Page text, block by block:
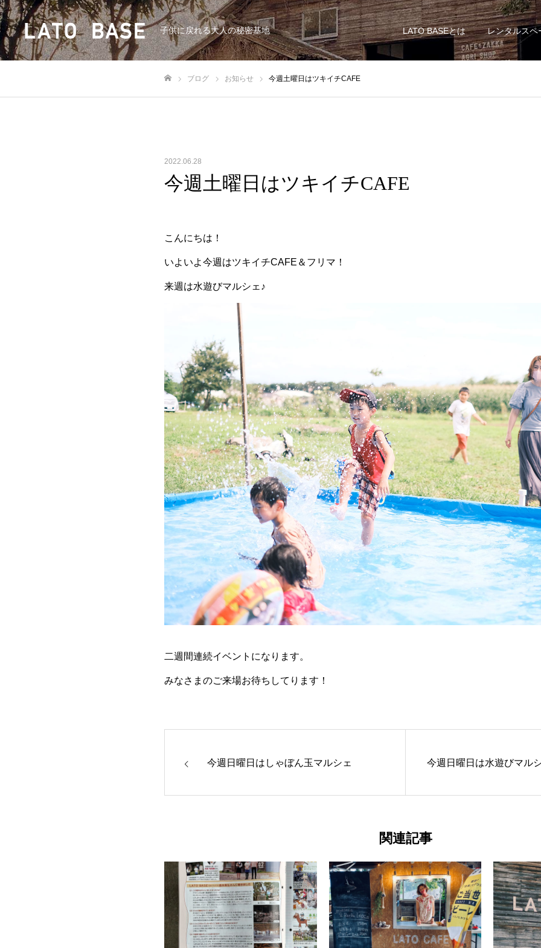
子供に戻れる大人の秘密基地 LATO BASEとは レンタルスペ
ブログ お知らせ 今週土曜日はツキイチCAFE
2022.06.28
今週土曜日はツキイチCAFE
こんにちは！
いよいよ今週はツキイチCAFE＆フリマ！
来週は水遊びマルシェ♪
二週間連続イベントになります。
みなさまのご来場お待ちしてります！
今週日曜日はしゃぼん玉マルシェ 今週日曜日は水遊びマル
関連記事